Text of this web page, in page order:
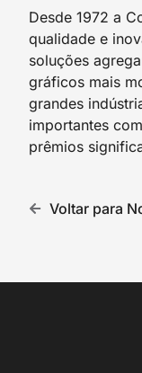
Desde 1972 a
qualidade e
soluções
gráficos mais
grandes
importantes
prêmios
Voltar para